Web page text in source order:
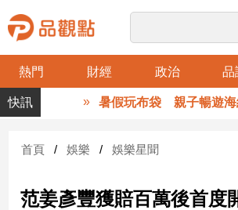
熱門 財經 政治 品
品
觀
財
台
暑假玩布袋 親子暢遊海
首頁 娛樂 娛樂星聞
范姜彥豐獲賠百萬後首度